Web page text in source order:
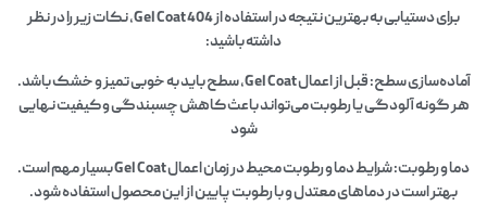
برای دستیابی به بهترین نتیجه در استفاده از Gel Coat 404، نکات زیر را در نظر
داشته باشید:
آماده‌سازی سطح: قبل از اعمال Gel Coat، سطح باید به خوبی تمیز و خشک باشد.
هر گونه آلودگی یا رطوبت می‌تواند باعث کاهش چسبندگی و کیفیت نهایی
شود
دما و رطوبت: شرایط دما و رطوبت محیط در زمان اعمال Gel Coat بسیار مهم است.
بهتر است در دماهای معتدل و با رطوبت پایین از این محصول استفاده شود.